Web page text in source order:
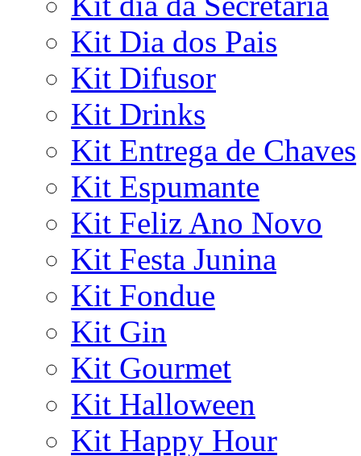
Kit Dia dos Pais
Kit Difusor
Kit Drinks
Kit Entrega de Chaves
Kit Espumante
Kit Feliz Ano Novo
Kit Festa Junina
Kit Fondue
Kit Gin
Kit Gourmet
Kit Halloween
Kit Happy Hour